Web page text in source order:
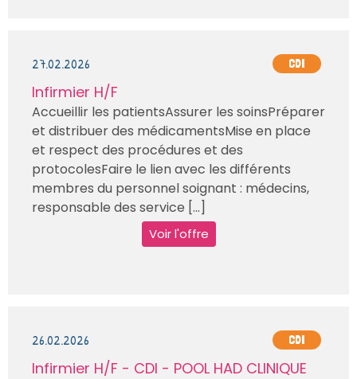
27.02.2026 CDI
Infirmier H/F
Accueillir les patientsAssurer les soinsPréparer
et distribuer des médicamentsMise en place
et respect des procédures et des
protocolesFaire le lien avec les différents
membres du personnel soignant : médecins,
responsable des service [...]
Voir l'offre
26.02.2026 CDI
Infirmier H/F - CDI - POOL HAD CLINIQUE